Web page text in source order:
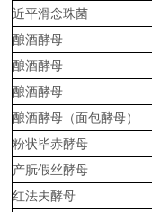
近平滑念珠菌
酿酒酵母
酿酒酵母
酿酒酵母
酿酒酵母（面包酵母）
粉状毕赤酵母
产朊假丝酵母
红法夫酵母